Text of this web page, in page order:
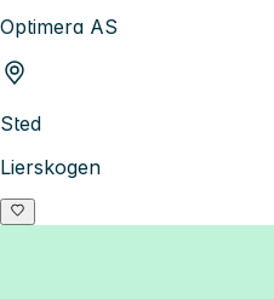
Optimera AS
Sted
Lierskogen